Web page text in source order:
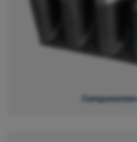
Componenten